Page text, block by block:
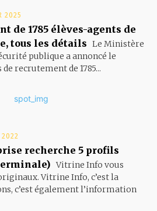
2025
de 1785 élèves-agents de
tous les détails Le Ministère
publique a annoncé le
recrutement de 1785...
2022
recherche 5 profils
Vitrine Info vous
Vitrine Info, c’est la
c’est également l’information